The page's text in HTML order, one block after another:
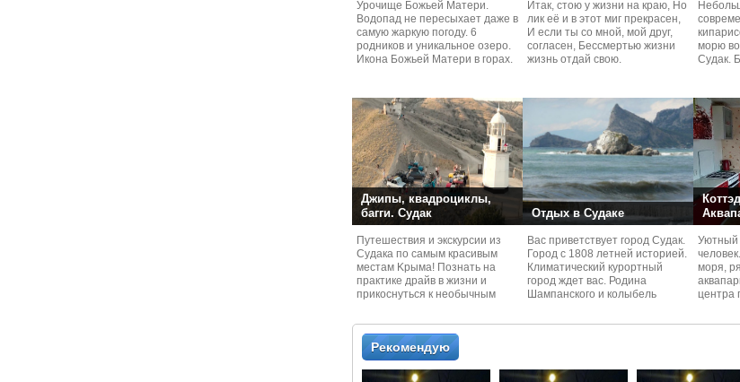
Урочище Божьей Матери.
Водопад не пересыхает даже в
самую жаркую погоду. 6
родников и уникальное озеро.
Икона Божьей Матери в горах.
Итак, стою у жизни на краю, Но
лик её и в этот миг прекрасен,
И если ты со мной, мой друг,
согласен, Бессмертью жизни
жизнь отдай свою.
морю
Судaк.
Джипы, квадроциклы,
багги. Судак
Путешествия и экскурcии из
Судaка по самым красивым
местам Kрыма! Познать на
практике драйв в жизни и
прикоснуться к необычным
Отдых в Судаке
Вас приветствует город Судак.
Город с 1808 летней историей.
Климатический курортный
город ждет вас. Родина
Шампанского и колыбель
Уютный
моря,
центра
Рекомендую